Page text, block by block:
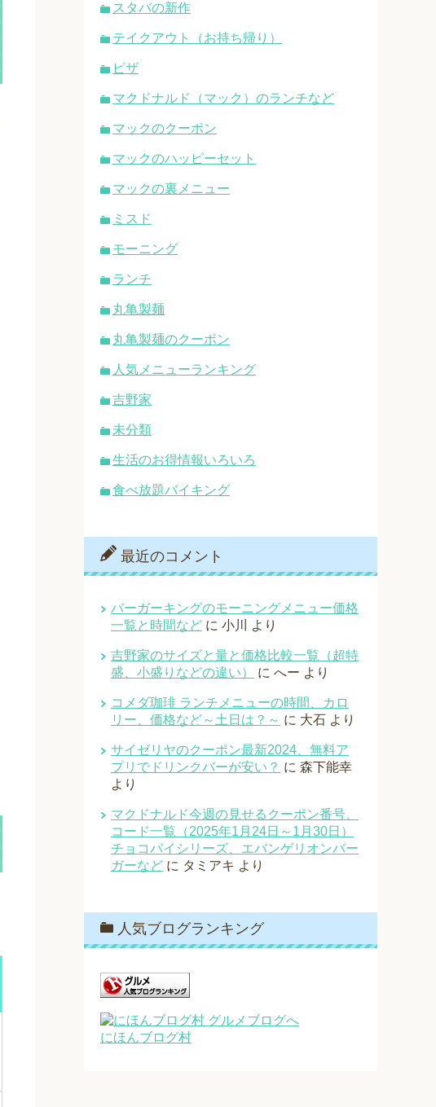
スタバの新作
テイクアウト（お持ち帰り）
ピザ
マクドナルド（マック）のランチなど
マックのクーポン
マックのハッピーセット
マックの裏メニュー
ミスド
モーニング
ランチ
丸亀製麺
丸亀製麺のクーポン
人気メニューランキング
吉野家
未分類
生活のお得情報いろいろ
食べ放題バイキング
最近のコメント
バーガーキングのモーニングメニュー価格
一覧と時間など に 小川 より
吉野家のサイズと量と価格比較一覧（超特
盛、小盛りなどの違い）
に へー より
コメダ珈琲 ランチメニューの時間、カロ
リー、価格など～土日は？～ に 大石 より
サイゼリヤのクーポン最新2024、無料ア
プリでドリンクバーが安い？ に 森下能幸
より
マクドナルド今週の見せるクーポン番号、
コード一覧（2025年1月24日～1月30日）
チョコパイシリーズ、エバンゲリオンバー
ガーなど に タミアキ より
人気ブログランキング
にほんブログ村